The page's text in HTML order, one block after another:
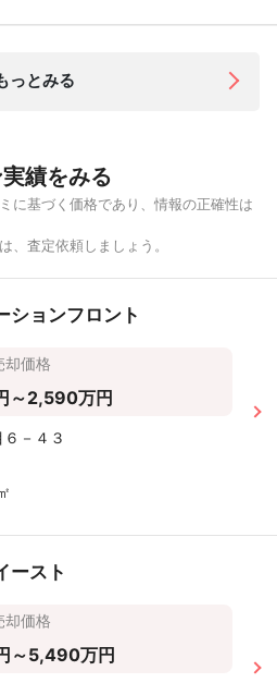
っとみる
績をみる
に基づく価格であり、情報の正確性は
、査定依頼しましょう。
ションフロント
却価格
～2,590万円
－４３
ースト
却価格
～5,490万円